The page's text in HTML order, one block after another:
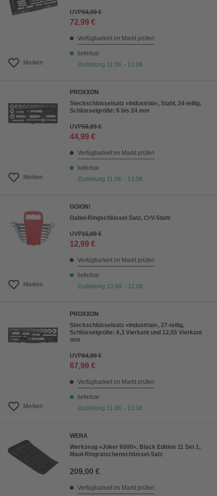
Merken
UVP94,99 €
72,99 €
Verfügbarkeit im Markt prüfen
lieferbar
Zustellung 11.08. - 13.08.
Merken
PROXXON
Steckschlüsselsatz »Industrial«, Stahl, 24-teilig,
Schlüsselgröße: 6 bis 24 mm
UVP56,99 €
44,99 €
Verfügbarkeit im Markt prüfen
lieferbar
Zustellung 11.08. - 13.08.
Merken
GO/ON!
Gabel-Ringschlüssel-Satz, CrV-Stahl
UVP15,99 €
12,99 €
Verfügbarkeit im Markt prüfen
lieferbar
Zustellung 10.08. - 12.08.
Merken
PROXXON
Steckschlüsselsatz »Industrial«, 27-teilig,
Schlüsselgröße: 6,3 Vierkant und 12,55 Vierkant
mm
UVP84,99 €
67,99 €
Verfügbarkeit im Markt prüfen
lieferbar
Zustellung 11.08. - 13.08.
WERA
Werkzeug »Joker 6000«, Black Edition 11 Set 1,
Maul-Ringratschenschlüssel-Satz
209,00 €
Verfügbarkeit im Markt prüfen